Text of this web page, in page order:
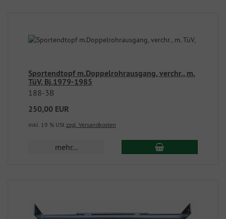
Sportendtopf m.Doppelrohrausgang, verchr., m.
TüV, Bj.1979-1985
188-3B
250,00 EUR
inkl. 19 % USt zzgl. Versandkosten
mehr...